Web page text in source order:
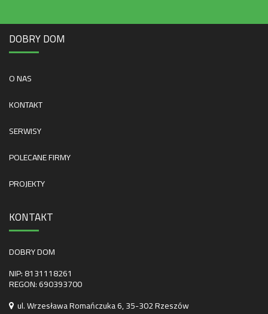
DOBRY DOM
O NAS
KONTAKT
SERWISY
POLECANE FIRMY
PROJEKTY
KONTAKT
DOBRY DOM
NIP: 8131118261
REGON: 690393700
ul. Wrzesława Romańczuka 6, 35-302 Rzeszów